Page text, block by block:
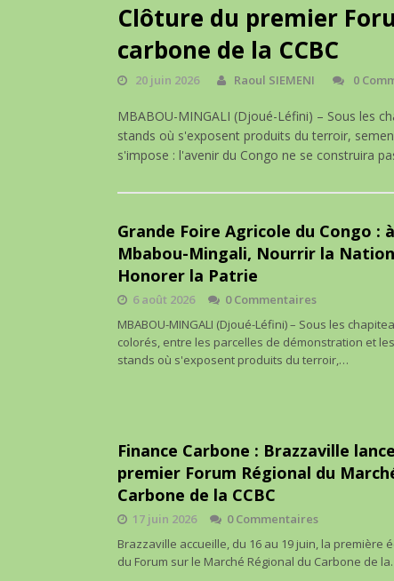
Clôture du premier
carbone de la CCBC
20 juin 2026 Raoul SIEMENI 0
MBABOU-MINGALI (Djoué-Léfini) – Sous les
stands où s'exposent produits du terroir,
s'impose : l'avenir du Congo ne se construira
Grande Foire Agricole du Congo : à
Mbabou-Mingali, Nourrir la
Honorer la Patrie
6 août 2026
0 Commentaires
MBABOU-MINGALI (Djoué-Léfini) – Sous les
colorés, entre les parcelles de démonstration et les
stands où s'exposent produits du terroir,…
Finance Carbone : Brazzaville
premier Forum Régional du
Carbone de la CCBC
17 juin 2026
0 Commentaires
Brazzaville accueille, du 16 au 19 juin, la première
du Forum sur le Marché Régional du Carbone de